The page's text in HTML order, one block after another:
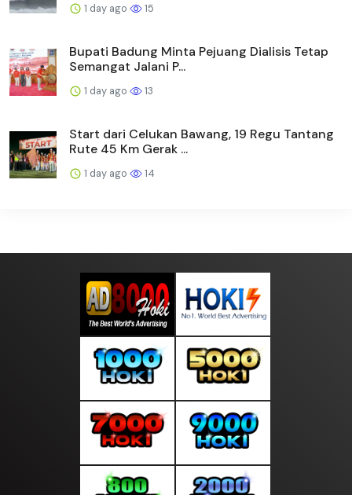
1 day ago 15
Bupati Badung Minta Pejuang Dialisis Tetap
Semangat Jalani P...
1 day ago 13
Start dari Celukan Bawang, 19 Regu Tantang
Rute 45 Km Gerak ...
1 day ago 14